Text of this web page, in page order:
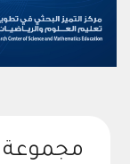
مجموعة